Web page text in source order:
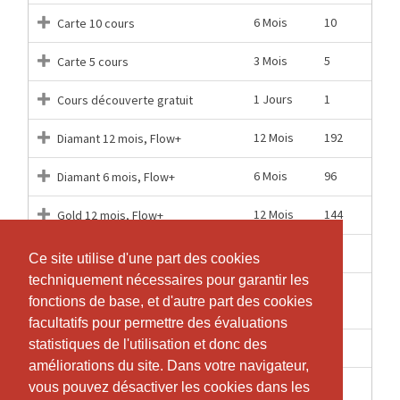
Ce site utilise d'une part des cookies
techniquement nécessaires pour garantir les
fonctions de base, et d'autre part des cookies
facultatifs pour permettre des évaluations
statistiques de l'utilisation et donc des
améliorations du site. Dans votre navigateur,
vous pouvez désactiver les cookies dans les
Ce site utilise d'une part des cookies
techniquement nécessaires pour garantir les
fonctions de base, et d'autre part des cookies
facultatifs pour permettre des évaluations
statistiques de l'utilisation et donc des
améliorations du site. Dans votre navigateur,
vous pouvez désactiver les cookies dans les
Carte 10 cours 6 Mois 10
Carte 5 cours 3 Mois 5
Cours découverte gratuit 1 Jours 1
Diamant 12 mois, Flow+ 12 Mois 192
Diamant 6 mois, Flow+ 6 Mois 96
Gold 12 mois, Flow+ 12 Mois 144
Gold 6 mois, Flow+ 6 Mois
Semaine découverte
Semaines
Silver 12 mois, Flow+ 12 Mois
Silver 6 mois, Flow+ 6 Mois